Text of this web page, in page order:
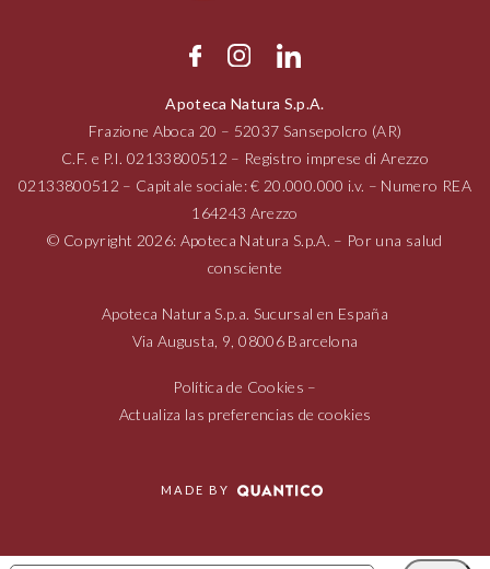
Apoteca Natura S.p.A.
Frazione Aboca 20 – 52037 Sansepolcro (AR)
C.F. e P.I.02133800512 – Registro imprese di Arezzo
02133800512 – Capitale sociale: € 20.000.000 i.v. – Numero REA
164243 Arezzo
© Copyright 2026: Apoteca Natura S.p.A. – Por una salud
consciente
Apoteca Natura S.p.a. Sucursal en España
Via Augusta, 9, 08006Barcelona
Política de Cookies –
Actualiza las preferencias de cookies
MADE BY